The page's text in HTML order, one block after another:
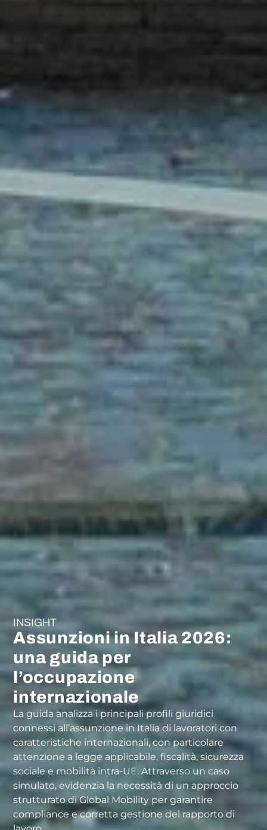
INSIGHT
Assunzioni in Italia 2026:
una guida per
l’occupazione
internazionale
La guida analizza i principali profili giuridici
connessi all’assunzione in Italia di lavoratori con
caratteristiche internazionali, con particolare
attenzione a legge applicabile, fiscalità, sicurezza
sociale e mobilità intra-UE. Attraverso un caso
simulato, evidenzia la necessità di un approccio
strutturato di Global Mobility per garantire
compliance e corretta gestione del rapporto di